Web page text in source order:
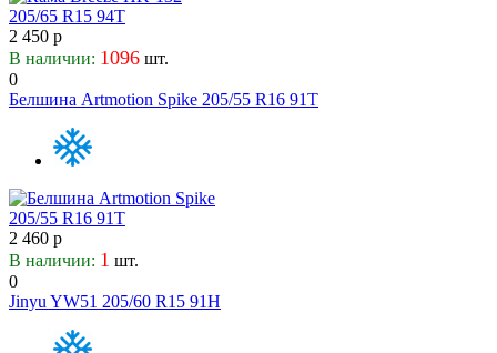
9.5
Firenza
Firestone
Foman
Formula
Fortune
Fronway
Fulda
Fullrun
General
Ginell
Gislaved
Giti
Goform
2 450 р
В наличии: 1096 шт.
0
Белшина Artmotion Spike 205/55 R16 91T
2 460 р
В наличии: 1 шт.
0
Jinyu YW51 205/60 R15 91H